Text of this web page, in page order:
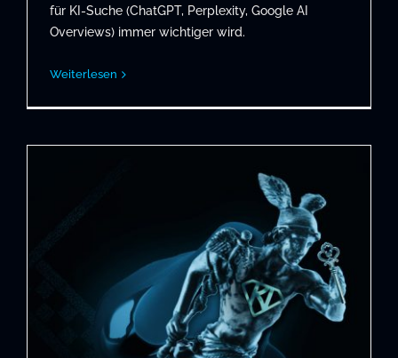
für KI-Suche (ChatGPT, Perplexity, Google AI
Overviews) immer wichtiger wird.
Weiterlesen